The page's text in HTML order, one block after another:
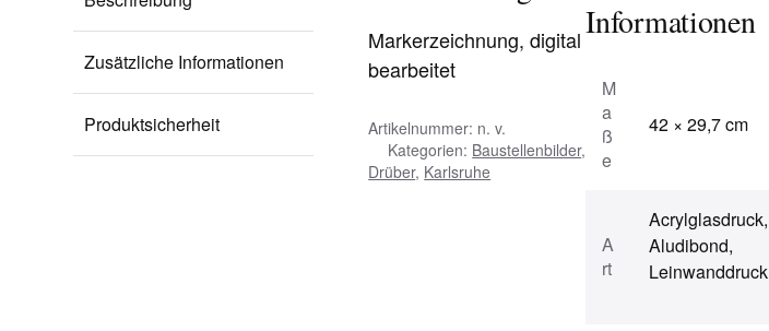
Zusätzliche Informationen
Produktsicherheit
Markerzeichnung, digital
bearbeitet
Artikelnummer: n. v.
Kategorien: Baustellenbilder,
Drüber, Karlsruhe
Informationen
M
a
ß
e
42 × 29,7 cm
A
rt
Acrylglasdruck,
Aludibond,
Leinwanddruck